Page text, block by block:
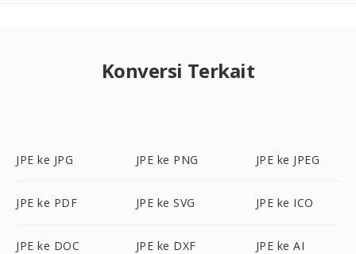
Konversi Terkait
JPE ke JPG JPE ke PNG JPE ke JPEG
JPE ke PDF JPE ke SVG JPE ke ICO
JPE ke DOC JPE ke DXF JPE ke AI